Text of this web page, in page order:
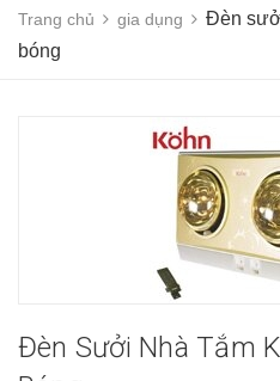
Trang chủ gia dụng
Đèn
bóng
Đèn Sưởi Nhà Tắm